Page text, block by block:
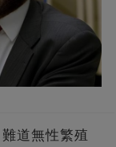
道無性繁殖